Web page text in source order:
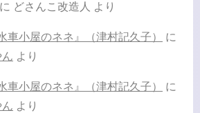
に どさんこ改造人 より
車小屋のネネ』（津村記久子）
に
より
車小屋のネネ』（津村記久子）
に
より